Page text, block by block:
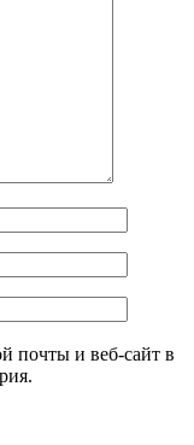
почты и веб-сайт в